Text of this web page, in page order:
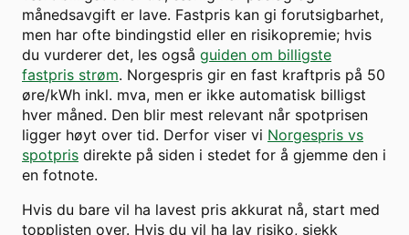
månedsavgift er lave. Fastpris kan gi forutsigbarhet,
men har ofte bindingstid eller en risikopremie; hvis
du vurderer det, les også guiden om billigste
fastpris strøm. Norgespris gir en fast kraftpris på 50
øre/kWh inkl. mva, men er ikke automatisk billigst
hver måned. Den blir mest relevant når spotprisen
ligger høyt over tid. Derfor viser vi Norgespris vs
spotpris direkte på siden i stedet for å gjemme den i
en fotnote.
Hvis du bare vil ha lavest pris akkurat nå, start med
topplisten over. Hvis du vil ha lav risiko, sjekk